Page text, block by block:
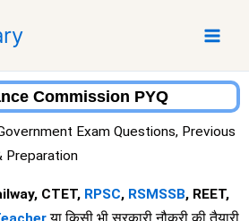
Commission PYQ
Exam Questions, Previous
Preparation
CTET, RPSC, RSMSSB, REET,